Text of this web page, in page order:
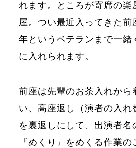
れます。ところが寄席の楽
屋。つい最近入ってきた前
年というベテランまで一緒
に入れられます。
前座は先輩のお茶入れから
い、高座返し（演者の入れ
を裏返しにして、出演者名
『めくり』をめくる作業